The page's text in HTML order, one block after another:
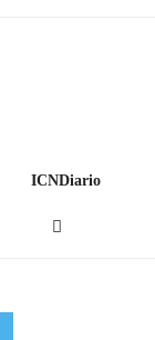
ICNDiario